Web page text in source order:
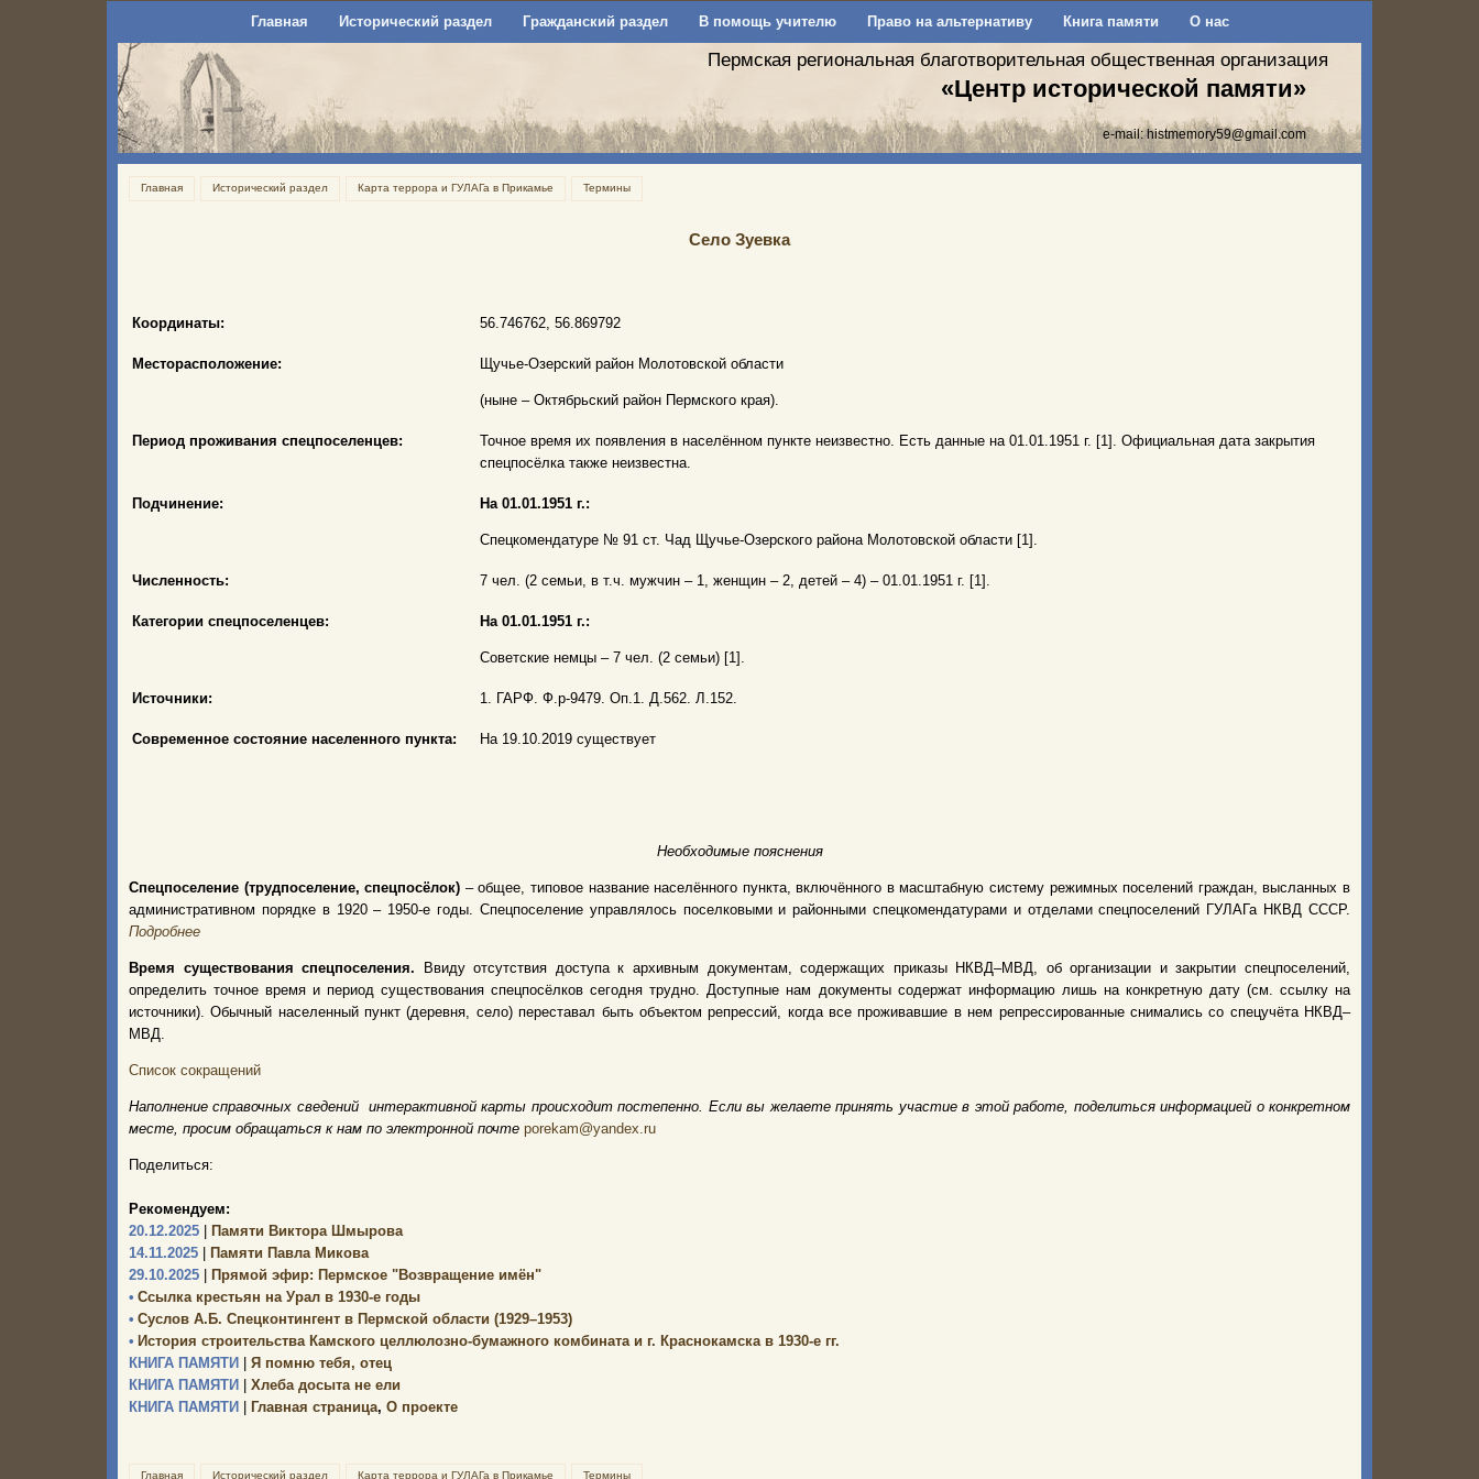
Главная Исторический раздел Гражданский раздел В помощь учителю Право на альтернативу Книга памяти О нас
Пермская региональная благотворительная общественная организация
«Центр исторической памяти»
e-mail:histmemory59@gmail.com
Главная Исторический раздел Карта террора и ГУЛАГа в Прикамье Термины
Село Зуевка
Координаты: 56.746762, 56.869792
Месторасположение: Щучье-Озерский район Молотовской области
(ныне – Октябрьский район Пермского края).
Период проживания спецпоселенцев:
Точное время их появления в населённом пункте неизвестно. Есть данные на 01.01.1951 г. [1]. Официальная дата закрытия
спецпосёлка также неизвестна.
Подчинение: На 01.01.1951 г.:
Спецкомендатуре № 91 ст. Чад Щучье-Озерского района Молотовской области [1].
Численность: 7 чел. (2 семьи, в т.ч. мужчин – 1, женщин – 2, детей – 4) – 01.01.1951 г. [1].
Категории спецпоселенцев: На 01.01.1951 г.:
Советские немцы – 7 чел. (2 семьи) [1].
Источники: 1. ГАРФ. Ф.р-9479. Оп.1. Д.562. Л.152.
Современное состояние населенного пункта: На 19.10.2019 существует
Необходимые пояснения
Спецпоселение (трудпоселение, спецпосёлок) – общее, типовое название населённого пункта, включённого в масштабную систему режимных поселений граждан, высланных в
административном порядке в 1920 – 1950-е годы. Спецпоселение управлялось поселковыми и районными спецкомендатурами и отделами спецпоселений ГУЛАГа НКВД СССР.
Подробнее
Время существования спецпоселения.
Ввиду отсутствия доступа к архивным документам, содержащих приказы НКВД–МВД, об организации и закрытии спецпоселений,
определить точное время и период существования спецпосёлков сегодня трудно. Доступные нам документы содержат информацию лишь на конкретную дату (см. ссылку на
источники). Обычный населенный пункт (деревня, село) переставал быть объектом репрессий, когда все проживавшие в нем репрессированные снимались со спецучёта НКВД–
МВД.
Список сокращений
Наполнение справочных сведений интерактивной карты происходит постепенно. Если вы желаете принять участие в этой работе, поделиться информацией о конкретном
месте, просим обращаться к нам по электронной почте porekam@yandex.ru
Поделиться:
Рекомендуем:
20.12.2025
Памяти Виктора Шмырова
14.11.2025
Памяти Павла Микова
29.10.2025
Прямой эфир: Пермское "Возвращение имён"
• Ссылка крестьян на Урал в 1930-е годы
• Суслов А.Б. Спецконтингент в Пермской области (1929–1953)
• История строительства Камского целлюлозно-бумажного комбината и г. Краснокамска в 1930-е гг.
КНИГА ПАМЯТИ
Я помню тебя, отец
КНИГА ПАМЯТИ
Хлеба досыта не ели
КНИГА ПАМЯТИ
Главная страница, О проекте
Главная Исторический раздел Карта террора и ГУЛАГа в Прикамье Термины